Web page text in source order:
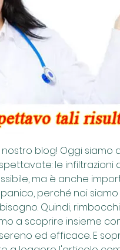
blog! Oggi siamo
le infiltrazioni
ma è anche
perché noi
Quindi,
a scoprire insieme
ed efficace. E